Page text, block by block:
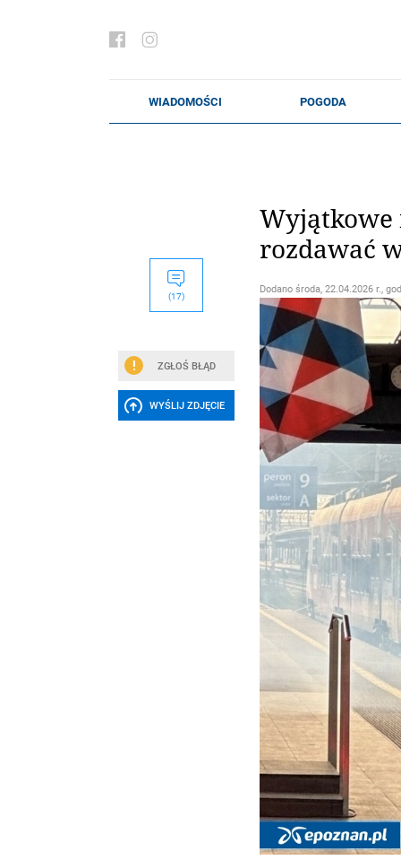
(17)
ZGŁOŚ BŁĄD
WYŚLIJ ZDJĘCIE
Wyjątkowe
rozdawać
Dodano środa, 22.04.2026 r.,